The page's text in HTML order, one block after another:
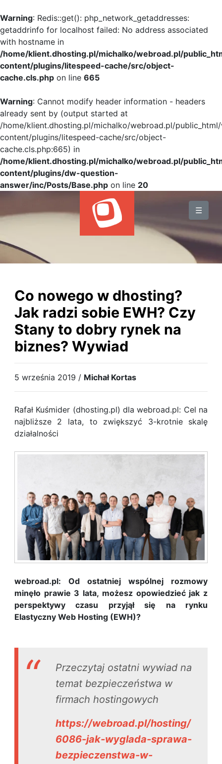
Warning: Redis::get(): php_network_getaddresses:
getaddrinfo for localhost failed: No address associated
with hostname in
/home/klient.dhosting.pl/michalko/webroad.pl/
content/plugins/litespeed-cache/src/object-
cache.cls.php on line 665
Warning: Cannot modify header information - headers
already sent by (output started at
/home/klient.dhosting.pl/michalko/webroad.pl/
content/plugins/litespeed-cache/src/object-
cache.cls.php:665) in
/home/klient.dhosting.pl/michalko/webroad.pl/
content/plugins/dw-question-
answer/inc/Posts/Base.php on line 20
☰
BLOG
WYDARZENIA
HOSTING
Co nowego w dhosting?
Jak radzi sobie EWH? Czy
Stany to dobry rynek na
biznes? Wywiad
5 września 2019 / Michał Kortas
Rafał Kuśmider (dhosting.pl) dla webroad.pl: Cel na
najbliższe 2 lata, to zwiększyć 3-krotnie skalę
działalności
webroad.pl: Od ostatniej wspólnej rozmowy
minęło prawie 3 lata, możesz opowiedzieć jak z
perspektywy czasu przyjął się na rynku
Elastyczny Web Hosting (EWH)?
Przeczytaj ostatni wywiad na
temat bezpieczeństwa w
firmach hostingowych
https://webroad.pl/hosting/
6086-jak-wyglada-sprawa-
bezpieczenstwa-w-